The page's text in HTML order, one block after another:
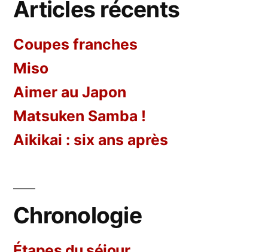
Articles récents
Coupes franches
Miso
Aimer au Japon
Matsuken Samba !
Aikikai : six ans après
Chronologie